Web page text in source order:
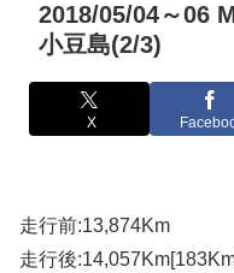
2018/05/04～06
小豆島(2/3)
X
走行前:13,874Km
走行後